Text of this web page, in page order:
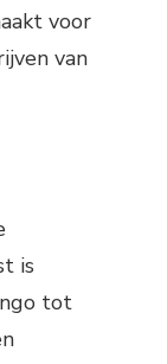
voor
van
is
tot